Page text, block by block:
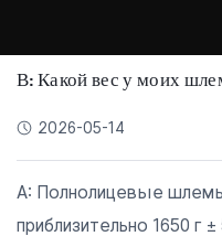
В: Какой вес у моих
2026-05-14
A: Полнолицевые
приблизительно 1650 г